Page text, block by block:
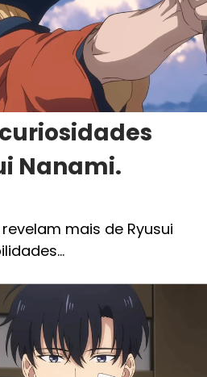
Nanami.
mais de Ryusui